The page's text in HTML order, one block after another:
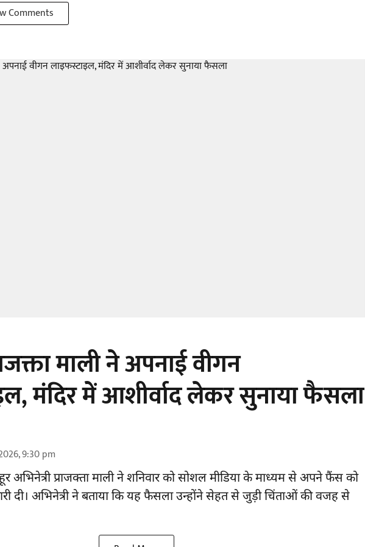
Comments
माली ने अपनाई वीगन
मंदिर में आशीर्वाद लेकर सुनाया फैसला
9:30 pm
अभिनेत्रीप्राजक्ता माली ने शनिवार को सोशल मीडिया के माध्यम से अपने फैंस को
दी। अभिनेत्री ने बताया कि यह फैसला उन्होंने सेहत से जुड़ी चिंताओं की वजह से